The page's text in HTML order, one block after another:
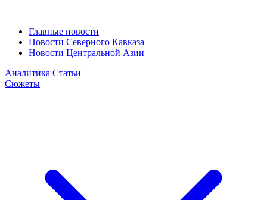
Главные новости
Новости Северного Кавказа
Новости Центральной Азии
Аналитика Статьи
Сюжеты